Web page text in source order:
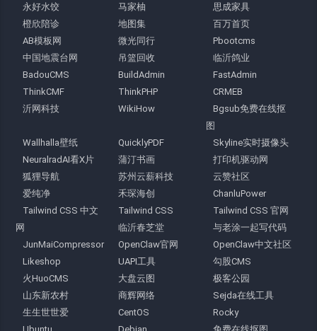
永好水饺
马家柚
思成家具
橙欣陪诊
地图集
百万首页
AB模板网
微光同行
Pbootcms
中国地震台网
吊篮回收
临沂鸽业
BadouCMS
BuildAdmin
FastAdmin
ThinkCMF
ThinkPHP
CRMEB
沂网科技
WikiHow
Bgsub免费在线抠
图
Wallhalla壁纸
QuicklyPDF
Skyline实时摄像头
NeuralradAI看X片
蒲汀书画
打印机驱动网
狐狸导航
苏州云薪科技
云赞社区
爱纯净
禾琛海创
ChanluPower
Tailwind CSS 中文
网
Tailwind CSS
Tailwind CSS 官网
临沂春芝堂
与老涂一起写代码
JunMaiCompressor
OpenClaw官网
OpenClaw中文社区
Likeshop
UAPI工具
勾股CMS
火HuoCMS
大盘云图
极客公园
山东新农村
商辉网络
Sejda在线工具
生生世世爱
CentOS
Rocky